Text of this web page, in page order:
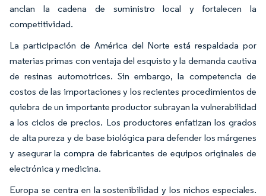
anclan la cadena de suministro local y fortalecen la
competitividad.
La participación de América del Norte está respaldada por
materias primas con ventaja del esquisto y la demanda cautiva
de resinas automotrices. Sin embargo, la competencia de
costos de las importaciones y los recientes procedimientos de
quiebra de un importante productor subrayan la vulnerabilidad
a los ciclos de precios. Los productores enfatizan los grados
de alta pureza y de base biológica para defender los márgenes
y asegurar la compra de fabricantes de equipos originales de
electrónica y medicina.
Europa se centra en la sostenibilidad y los nichos especiales.